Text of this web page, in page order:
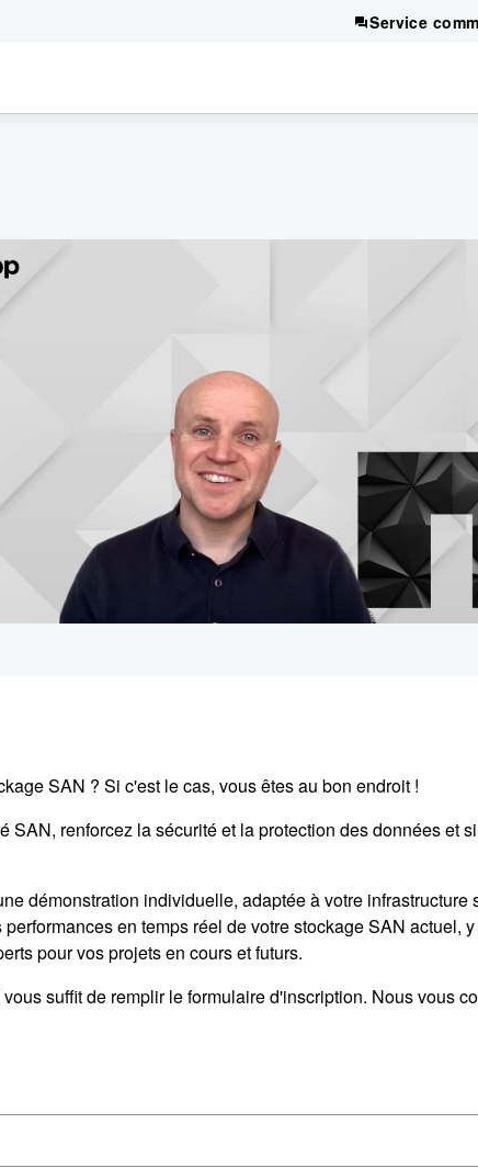
Service
SAN ? Si c'est le cas, vous êtes au bon endroit !
renforcez la sécurité et la protection des données et
démonstration individuelle, adaptée à votre
en temps réel de votre stockage SAN actuel,
pour vos projets en cours et futurs.
suffit de remplir le formulaire d'inscription. Nous vous